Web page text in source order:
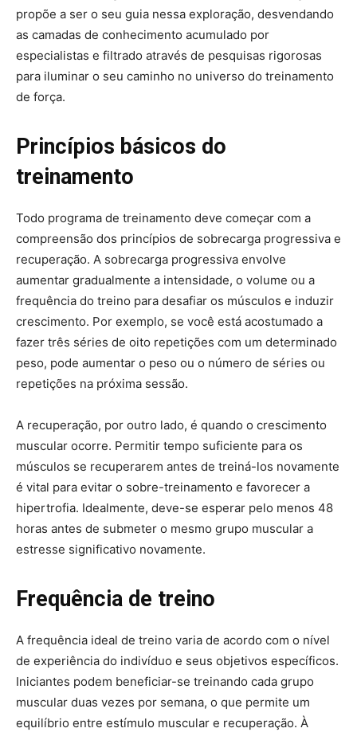
propõe a ser o seu guia nessa exploração, desvendando
as camadas de conhecimento acumulado por
especialistas e filtrado através de pesquisas rigorosas
para iluminar o seu caminho no universo do treinamento
de força.
Princípios básicos do
treinamento
Todo programa de treinamento deve começar com a
compreensão dos princípios de sobrecarga progressiva e
recuperação. A sobrecarga progressiva envolve
aumentar gradualmente a intensidade, o volume ou a
frequência do treino para desafiar os músculos e induzir
crescimento. Por exemplo, se você está acostumado a
fazer três séries de oito repetições com um determinado
peso, pode aumentar o peso ou o número de séries ou
repetições na próxima sessão.
A recuperação, por outro lado, é quando o crescimento
muscular ocorre. Permitir tempo suficiente para os
músculos se recuperarem antes de treiná-los novamente
é vital para evitar o sobre-treinamento e favorecer a
hipertrofia. Idealmente, deve-se esperar pelo menos 48
horas antes de submeter o mesmo grupo muscular a
estresse significativo novamente.
Frequência de treino
A frequência ideal de treino varia de acordo com o nível
de experiência do indivíduo e seus objetivos específicos.
Iniciantes podem beneficiar-se treinando cada grupo
muscular duas vezes por semana, o que permite um
equilíbrio entre estímulo muscular e recuperação. À